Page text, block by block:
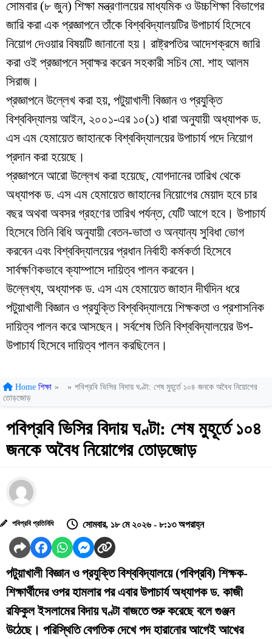
সোমবার (৮ জুন) শিক্ষা মন্ত্রণালয়ের মাধ্যমিক ও উচ্চশিক্ষা বিভাগের
জারি করা এক প্রজ্ঞাপনে তাঁকে বিশ্ববিদ্যালয়টির উপাচার্য হিসেবে
নিয়োগ দেওয়ার বিষয়টি জানানো হয়। রাষ্ট্রপতির আদেশক্রমে জারি
করা ওই প্রজ্ঞাপনে স্বাক্ষর করেন সহকারী সচিব মো. শাহ আলম
সিরাজ।
প্রজ্ঞাপনে উল্লেখ করা হয়, পটুয়াখালী বিজ্ঞান ও প্রযুক্তি
বিশ্ববিদ্যালয় আইন, ২০০১-এর ১০(১) ধারা অনুযায়ী অধ্যাপক ড.
এস এম হেমায়েত জাহানকে বিশ্ববিদ্যালয়ের উপাচার্য পদে নিয়োগ
প্রদান করা হয়েছে।
প্রজ্ঞাপনে আরো উল্লেখ করা হয়েছে, যোগদানের তারিখ থেকে
অধ্যাপক ড. এস এম হেমায়েত জাহানের নিয়োগের মেয়াদ হবে চার
বছর অথবা অবসর গ্রহণের তারিখ পর্যন্ত, যেটি আগে হবে। উপাচার্য
হিসেবে তিনি বিধি অনুযায়ী বেতন-ভাতা ও অন্যান্য সুবিধা ভোগ
করবেন এবং বিশ্ববিদ্যালয়ের প্রধান নির্বাহী কর্মকর্তা হিসেবে
সার্বক্ষণিকভাবে ক্যাম্পাসে দায়িত্ব পালন করবেন।
উল্লেখ্য, অধ্যাপক ড. এস এম হেমায়েত জাহান দীর্ঘদিন ধরে
পটুয়াখালী বিজ্ঞান ও প্রযুক্তি বিশ্ববিদ্যালয়ে শিক্ষকতা ও প্রশাসনিক
দায়িত্ব পালন করে আসছেন। সর্বশেষ তিনি বিশ্ববিদ্যালয়ের উপ-
উপাচার্য হিসেবে দায়িত্ব পালন করছিলেন।
Home শিক্ষা » » পবিপ্রবি ভিসির বিদায় ঘণ্টা: শেষ মুহূর্তে ১০৪ জনকে অবৈধ নিয়োগের
তোড়জোড়
পবিপ্রবি ভিসির বিদায় ঘণ্টা: শেষ মুহূর্তে ১০৪
জনকে অবৈধ নিয়োগের তোড়জোড়
পবিপ্রবি প্রতিনিধি সোমবার, ১৮ মে ২০২৬ - ৮:১৩ অপরাহ্ন
পটুয়াখালী বিজ্ঞান ও প্রযুক্তি বিশ্ববিদ্যালয়ে (পবিপ্রবি) শিক্ষক-
শিক্ষার্থীদের ওপর হামলার পর এবার উপাচার্য অধ্যাপক ড. কাজী
রফিকুল ইসলামের বিদায় ঘণ্টা বাজতে শুরু করেছে বলে গুঞ্জন
উঠেছে। পরিস্থিতি বেগতিক দেখে পদ হারানোর আগেই আখের